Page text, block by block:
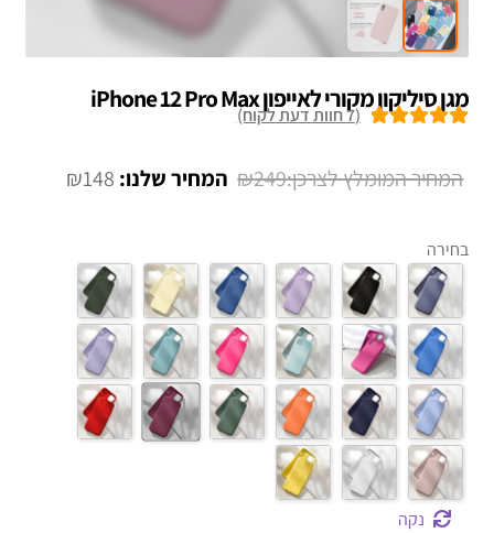
מגן סיליקון מקורי לאייפון iPhone 12 Pro Max
(
7חוות דעת לקוח)
₪249
המחיר
₪249.
₪148 המחיר
בחירה
נקה